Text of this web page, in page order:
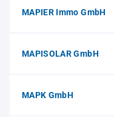
MAPIER Immo GmbH
MAPISOLAR GmbH
MAPK GmbH